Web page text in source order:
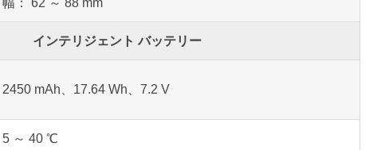
幅： 62 ～ 88 mm
インテリジェント バッテリー
2450 mAh、17.64 Wh、7.2 V
5 ～ 40 ℃